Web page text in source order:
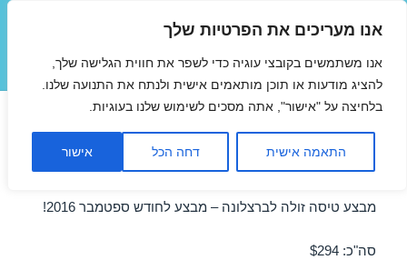
אנו מעריכים את הפרטיות שלך
אנו משתמשים בקובצי עוגיה כדי לשפר את חווית הגלישה שלך,
להציג מודעות או תוכן מותאמים אישית ולנתח את התנועה שלנו.
בלחיצה על "אישור", אתה מסכים לשימוש שלנו בעוגיות.
התאמה אישית דחה הכל אישור
תפריטים
ווידג'טים
טיסות זולות לברצלונה
בספטמבר 05/09/2016
מבצע טיסה זולה לברצלונה – מבצע לחודש ספטמבר 2016!
סה"כ: $294